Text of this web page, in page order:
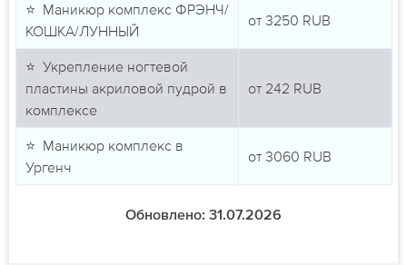
⭐ Маникюр комплекс ФРЭНЧ/
КОШКА/ЛУННЫЙ
от 3250 RUB
⭐ Укрепление ногтевой
пластины акриловой пудрой в
комплексе
от 242 RUB
⭐ Маникюр комплекс в
Ургенч
от 3060 RUB
Обновлено: 31.07.2026